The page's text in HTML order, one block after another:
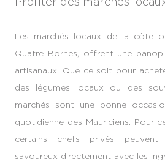
Les marchés locaux de la côte
Quatre Bornes, offrent une
artisanaux. Que ce soit pour
des légumes locaux ou des
marchés sont une bonne
quotidienne des Mauriciens. Pour
certains chefs privés peuvent
savoureux directement avec les